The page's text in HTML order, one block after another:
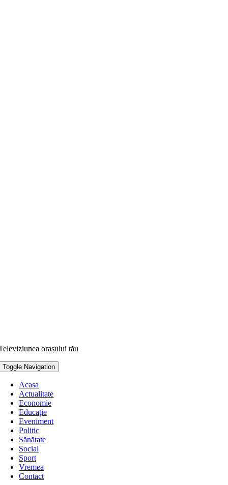
orașului tău
Toggle Navigation
Acasa
Actualitate
Economie
Educație
Eveniment
Politic
Sănătate
Social
Sport
Vremea
Contact